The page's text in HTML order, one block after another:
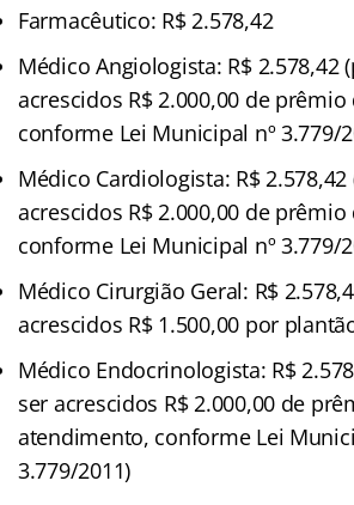
Farmacêutico: R$ 2.578,42
Médico Angiologista: R$ 2.578,42
acrescidos R$ 2.000,00 de
conforme Lei Municipal nº 3.779/
Médico Cardiologista: R$
acrescidos R$ 2.000,00 de
conforme Lei Municipal nº 3.779/
Médico Cirurgião Geral: R$
acrescidos R$ 1.500,00 por
Médico Endocrinologista: R$
ser acrescidos R$ 2.000,00 de
atendimento, conforme Lei
3.779/2011)